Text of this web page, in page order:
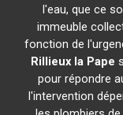
l'eau, que ce
immeuble
fonction de
Rillieux la Pape
pour répondre
l'intervention